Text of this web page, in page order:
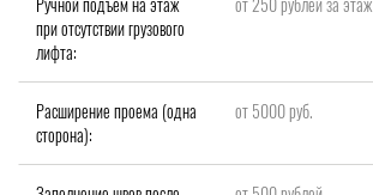
при отсутствии грузового
лифта:
Расширение проема (одна
сторона):
от 5000 руб.